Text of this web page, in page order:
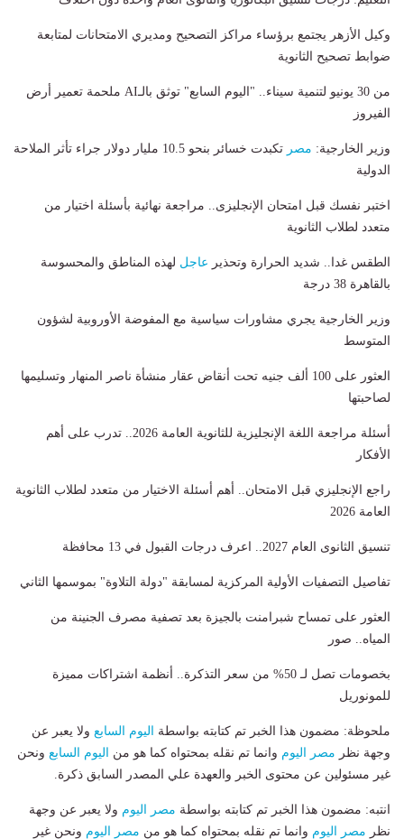
وكيل الأزهر يجتمع برؤساء مراكز التصحيح ومديري الامتحانات لمتابعة
ضوابط تصحيح الثانوية
من 30 يونيو لتنمية سيناء.. "اليوم السابع" توثق بالـAI ملحمة تعمير أرض
الفيروز
وزير الخارجية: مصر
تكبدت خسائر بنحو 10.5 مليار دولار جراء تأثر الملاحة
الدولية
اختبر نفسك قبل امتحان الإنجليزى.. مراجعة نهائية بأسئلة اختيار من
متعدد لطلاب الثانوية
الطقس غدا.. شديد الحرارة وتحذير عاجل لهذه المناطق والمحسوسة
بالقاهرة 38 درجة
وزير الخارجية يجري مشاورات سياسية مع المفوضة الأوروبية لشؤون
المتوسط
العثور على 100 ألف جنيه تحت أنقاض عقار منشأة ناصر المنهار وتسليمها
لصاحبتها
أسئلة مراجعة اللغة الإنجليزية للثانوية العامة 2026.. تدرب على أهم
الأفكار
راجع الإنجليزي قبل الامتحان.. أهم أسئلة الاختيار من متعدد لطلاب الثانوية
العامة 2026
تنسيق الثانوى العام 2027.. اعرف درجات القبول في 13 محافظة
تفاصيل التصفيات الأولية المركزية لمسابقة "دولة التلاوة" بموسمها الثاني
العثور على تمساح شبرامنت بالجيزة بعد تصفية مصرف الجنينة من
المياه.. صور
​بخصومات تصل لـ 50% من سعر التذكرة.. أنظمة اشتراكات مميزة
للمونوريل
ملحوظة: مضمون هذا الخبر تم كتابته بواسطة اليوم السابع ولا يعبر عن
وجهة نظر مصر اليوم وانما تم نقله بمحتواه كما هو من اليوم السابع ونحن
غير مسئولين عن محتوى الخبر والعهدة علي المصدر السابق ذكرة.
انتبه: مضمون هذا الخبر تم كتابته بواسطة مصر اليوم ولا يعبر عن وجهة
نظر مصر اليوم وانما تم نقله بمحتواه كما هو من مصر اليوم ونحن غير